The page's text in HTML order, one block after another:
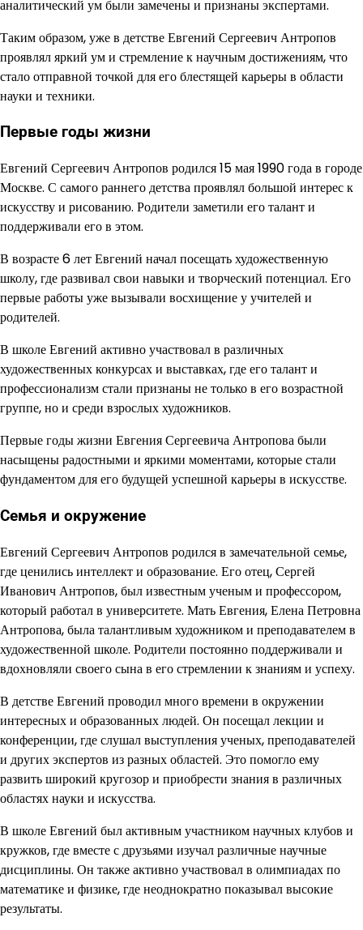
аналитический ум были замечены и признаны экспертами.
Таким образом, уже в детстве Евгений Сергеевич Антропов
проявлял яркий ум и стремление к научным достижениям, что
стало отправной точкой для его блестящей карьеры в области
науки и техники.
Первые годы жизни
Евгений Сергеевич Антропов родился15 мая 1990 годав городе
Москве. С самого раннего детства проявлял большой интерес к
искусству и рисованию. Родители заметили его талант и
поддерживали его в этом.
В возрасте 6 лет Евгений начал посещать художественную
школу, где развивал свои навыки и творческий потенциал. Его
первые работы уже вызывали восхищение у учителей и
родителей.
В школе Евгений активно участвовал в различных
художественных конкурсах и выставках, где его талант и
профессионализм стали признаны не только в его возрастной
группе, но и среди взрослых художников.
Первые годы жизни Евгения Сергеевича Антропова были
насыщены радостными и яркими моментами, которые стали
фундаментом для его будущей успешной карьеры в искусстве.
Семья и окружение
Евгений Сергеевич Антропов родился в замечательной семье,
где ценились интеллект и образование. Его отец, Сергей
Иванович Антропов, был известным ученым и профессором,
который работал в университете. Мать Евгения, Елена Петровна
Антропова, была талантливым художником и преподавателем в
художественной школе. Родители постоянно поддерживали и
вдохновляли своего сына в его стремлении к знаниям и успеху.
В детстве Евгений проводил много времени в окружении
интересных и образованных людей. Он посещал лекции и
конференции, где слушал выступления ученых, преподавателей
и других экспертов из разных областей. Это помогло ему
развить широкий кругозор и приобрести знания в различных
областях науки и искусства.
В школе Евгений был активным участником научных клубов и
кружков, где вместе с друзьями изучал различные научные
дисциплины. Он также активно участвовал в олимпиадах по
математике и физике, где неоднократно показывал высокие
результаты.